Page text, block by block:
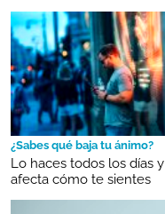
¿Sabes qué baja tu ánimo?
Lo haces todos los días y
afecta cómo te sientes